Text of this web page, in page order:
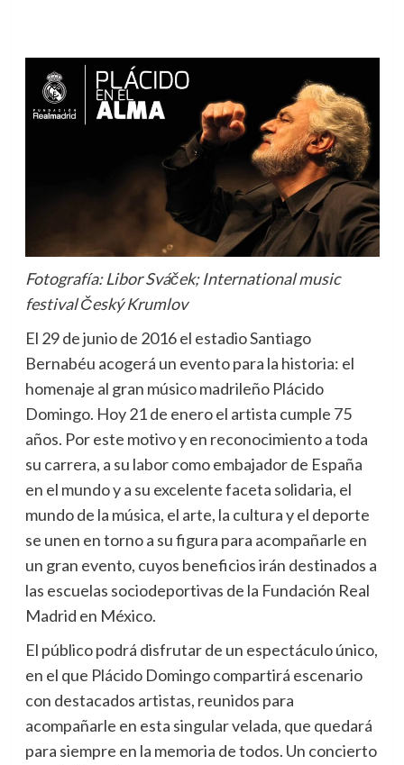
Fotografía: Libor Sváček; International music
festival Český Krumlov
El 29 de junio de 2016 el estadio Santiago
Bernabéu acogerá un evento para la historia: el
homenaje al gran músico madrileño Plácido
Domingo. Hoy 21 de enero el artista cumple 75
años. Por este motivo y en reconocimiento a toda
su carrera, a su labor como embajador de España
en el mundo y a su excelente faceta solidaria, el
mundo de la música, el arte, la cultura y el deporte
se unen en torno a su figura para acompañarle en
un gran evento, cuyos beneficios irán destinados a
las escuelas sociodeportivas de la Fundación Real
Madrid en México.
El público podrá disfrutar de un espectáculo único,
en el que Plácido Domingo compartirá escenario
con destacados artistas, reunidos para
acompañarle en esta singular velada, que quedará
para siempre en la memoria de todos. Un concierto